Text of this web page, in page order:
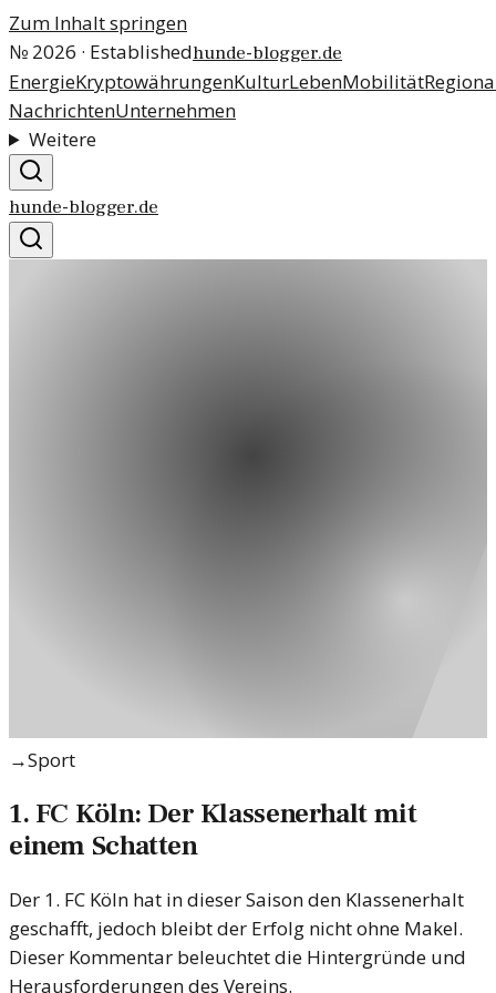
Zum Inhalt springen
№ 2026 · Establishedhunde-blogger.de
EnergieKryptowährungenKulturLebenMobilität
NachrichtenUnternehmen
Weitere
hunde-blogger.de
→Sport
1. FC Köln: Der Klassenerhalt mit
einem Schatten
Der 1. FC Köln hat in dieser Saison den Klassenerhalt
geschafft, jedoch bleibt der Erfolg nicht ohne Makel.
Dieser Kommentar beleuchtet die Hintergründe und
Herausforderungen des Vereins.